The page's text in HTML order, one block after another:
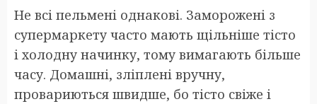
Не всі пельмені однакові. Заморожені з
супермаркету часто мають щільніше тісто
і холодну начинку, тому вимагають більше
часу. Домашні, зліплені вручну,
провариються швидше, бо тісто свіже і